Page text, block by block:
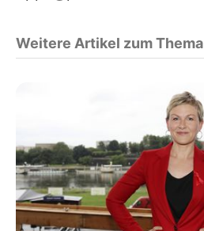
Weitere Artikel zum Thema